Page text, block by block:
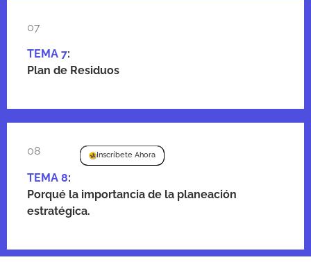
Inscríbete Ahora
07
TEMA 7:
Plan de Residuos
08
TEMA 8:
Porqué la importancia de la planeación
estratégica.